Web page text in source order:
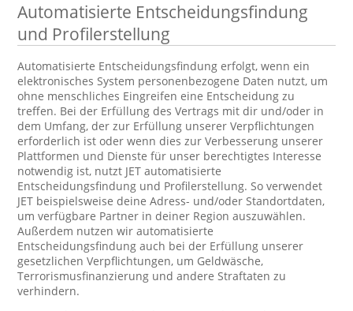
Automatisierte Entscheidungsfindung
und Profilerstellung
Automatisierte Entscheidungsfindung erfolgt, wenn ein
elektronisches System personenbezogene Daten nutzt, um
ohne menschliches Eingreifen eine Entscheidung zu
treffen. Bei der Erfüllung des Vertrags mit dir und/oder in
dem Umfang, der zur Erfüllung unserer Verpflichtungen
erforderlich ist oder wenn dies zur Verbesserung unserer
Plattformen und Dienste für unser berechtigtes Interesse
notwendig ist, nutzt JET automatisierte
Entscheidungsfindung und Profilerstellung. So verwendet
JET beispielsweise deine Adress- und/oder Standortdaten,
um verfügbare Partner in deiner Region auszuwählen.
Außerdem nutzen wir automatisierte
Entscheidungsfindung auch bei der Erfüllung unserer
gesetzlichen Verpflichtungen, um Geldwäsche,
Terrorismusfinanzierung und andere Straftaten zu
verhindern.